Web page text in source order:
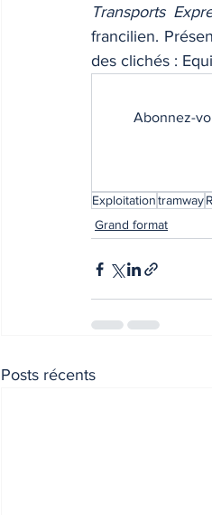
Transports
francilien.
des clichés :
Abonnez-
Exploitationtramway
Grand format
Posts récents